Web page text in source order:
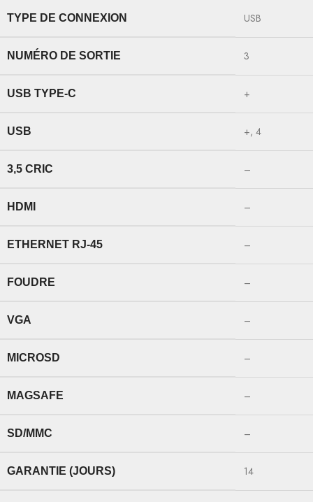
TYPE DE CONNEXION USB
NUMÉRO DE SORTIE 3
USB TYPE-C +
USB +, 4
3,5 CRIC –
HDMI –
ETHERNET RJ-45 –
FOUDRE –
VGA –
MICROSD –
MAGSAFE –
SD/MMC –
GARANTIE (JOURS) 14